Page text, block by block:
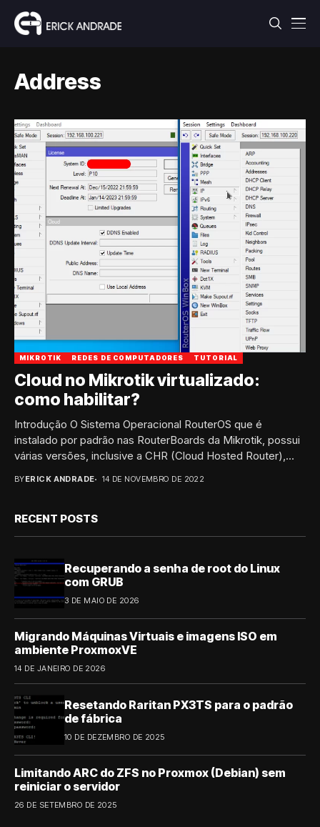
Address
MIKROTIK REDES DE COMPUTADORES TUTORIAL
Cloud no Mikrotik virtualizado:
como habilitar?
Introdução O Sistema Operacional RouterOS que é
instalado por padrão nas RouterBoards da Mikrotik, possui
várias versões, inclusive a CHR (Cloud Hosted Router),...
BYERICK ANDRADE 14 DE NOVEMBRO DE 2022
RECENT POSTS
Recuperando a senha de root do Linux
com GRUB
3 DE MAIO DE 2026
Migrando Máquinas Virtuais e imagens ISO em
ambiente ProxmoxVE
14 DE JANEIRO DE 2026
Resetando Raritan PX3TS para o padrão
de fábrica
10 DE DEZEMBRO DE 2025
Limitando ARC do ZFS no Proxmox (Debian) sem
reiniciar o servidor
26 DE SETEMBRO DE 2025